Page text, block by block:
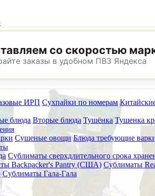
ИРП Сухпайки по номерам
блюда Вторые блюда Тушёнка Тушенка
Сушеные овощи Блюда требующие
Сублиматы сверхдлительного срока
Backpacker's Pantry (США) Сублиматы
Сублиматы Гала-Гала
со скоростью
заказы в удобном ПВЗ Яндекса
причинам магазин не будет
дату и время посещения магазина.
иглы
игла для пневмоторакса 14G Китай